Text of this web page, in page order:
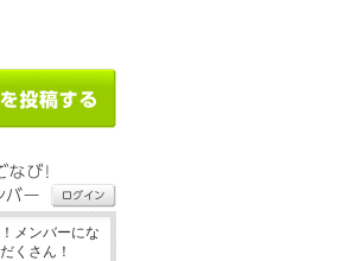
メンバーにな
くさん！